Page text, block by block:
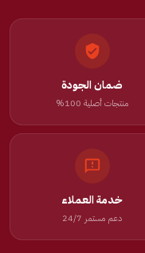
ضمان الجودة
منتجات أصلية 100%
خدمة العملاء
دعم مستمر 24/7